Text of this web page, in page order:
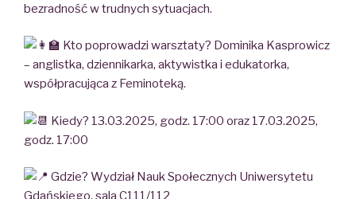
bezradność w trudnych sytuacjach.
Kto poprowadzi warsztaty? Dominika Kasprowicz
– anglistka, dziennikarka, aktywistka i edukatorka,
współpracująca z Feminoteką.
Kiedy? 13.03.2025, godz. 17:00 oraz 17.03.2025,
godz. 17:00
Gdzie? Wydział Nauk Społecznych Uniwersytetu
Gdańskiego, sala C111/112